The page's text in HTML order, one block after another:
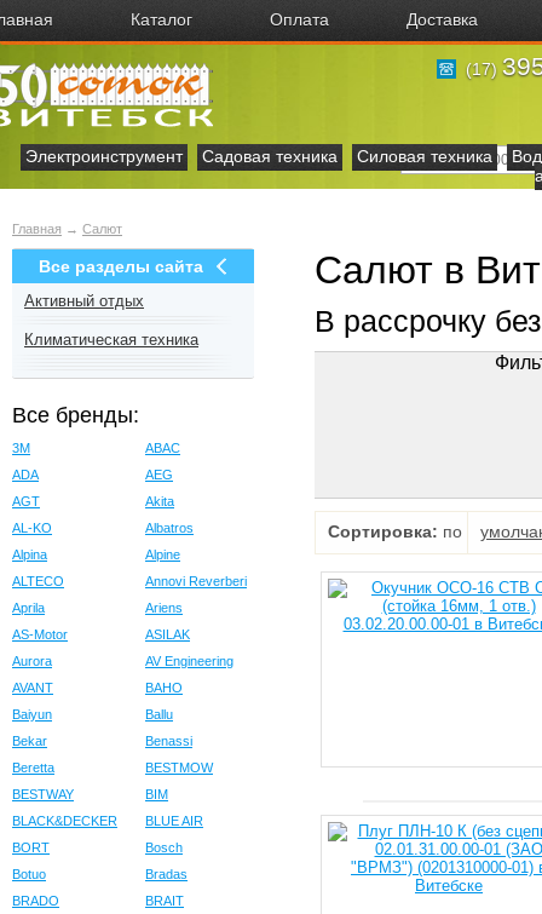
Каталог Оплата Доставка
(17)
Электроинструмент Садовая техника Силовая техника
Главная → Салют
Все разделы сайта
Активный отдых
Климатическая техника
Все бренды:
3M
ABAC
ADA
AEG
AGT
Akita
AL-KO
Albatros
Alpina
Alpine
ALTECO
Annovi Reverberi
Aprila
Ariens
AS-Motor
ASILAK
Aurora
AV Engineering
AVANT
BAHO
Baiyun
Ballu
Bekar
Benassi
Beretta
BESTMOW
BESTWAY
BIM
BLACK&DECKER
BLUE AIR
BORT
Bosch
Botuo
Bradas
BRADO
BRAIT
Салют в
В рассрочку
Сортировка: по